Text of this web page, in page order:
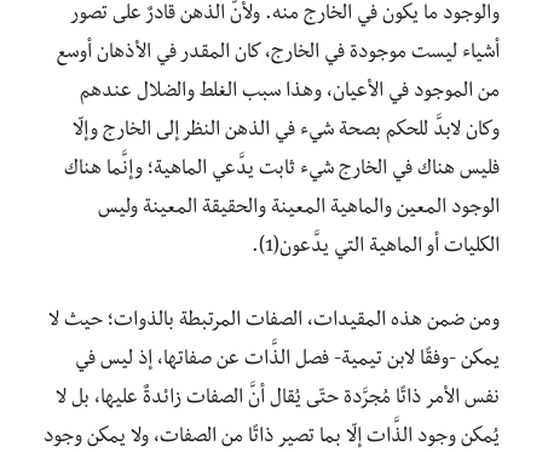
والوجود ما يكون في الخارج منه. ولأنَّ الذهن قادرٌ على تصور
أشياء ليست موجودة في الخارج، كان المقدر في الأذهان أوسع
من الموجود في الأعيان، وهذا سبب الغلط والضلال عندهم
وكان لابدَّ للحكم بصحة شيء في الذهن النظر إلى الخارج وإلّا
فليس هناك في الخارج شيء ثابت يدَّعي الماهية؛ وإنَّما هناك
الوجود المعين والماهية المعينة والحقيقة المعينة وليس
الكليات أو الماهية التي يدَّعون(1).
ومن ضمن هذه المقيدات، الصفات المرتبطة بالذوات؛ حيث لا
يمكن -وفقًا لابن تيمية- فصل الذَّات عن صفاتها، إذ ليس في
نفس الأمر ذاتًا مُجرَّدة حتّى يُقال أنَّ الصفات زائدةٌ عليها، بل لا
يُمكن وجود الذَّات إلّا بما تصير ذاتًا من الصفات، ولا يمكن وجود